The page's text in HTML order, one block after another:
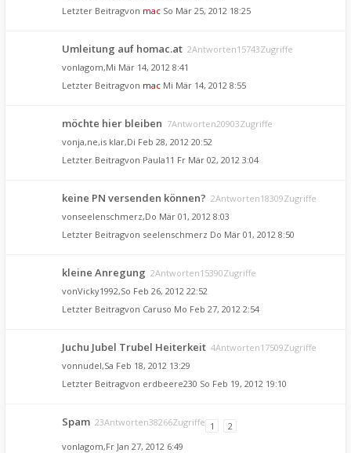
Letzter Beitragvon mac So Mär 25, 2012 18:25
Umleitung auf homac.at 2Antworten15743Zugriffe
vonlagom,Mi Mär 14, 2012 8:41
Letzter Beitragvon mac Mi Mär 14, 2012 8:55
möchte hier bleiben 7Antworten20903Zugriffe
vonja,ne,is klar,Di Feb 28, 2012 20:52
Letzter Beitragvon Paula11 Fr Mär 02, 2012 3:04
keine PN versenden können? 2Antworten18309Zugriffe
vonseelenschmerz,Do Mär 01, 2012 8:03
Letzter Beitragvon seelenschmerz Do Mär 01, 2012 8:50
kleine Anregung 2Antworten15390Zugriffe
vonVicky1992,So Feb 26, 2012 22:52
Letzter Beitragvon Caruso Mo Feb 27, 2012 2:54
Juchu Jubel Trubel Heiterkeit 4Antworten17509Zugriffe
vonnudel,Sa Feb 18, 2012 13:29
Letzter Beitragvon erdbeere230 So Feb 19, 2012 19:10
Spam 23Antworten38266Zugriffe 1
2
vonlagom,Fr Jan 27, 2012 6:49